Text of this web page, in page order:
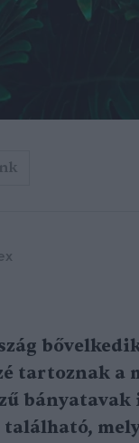
tartoznak a
bányatavak